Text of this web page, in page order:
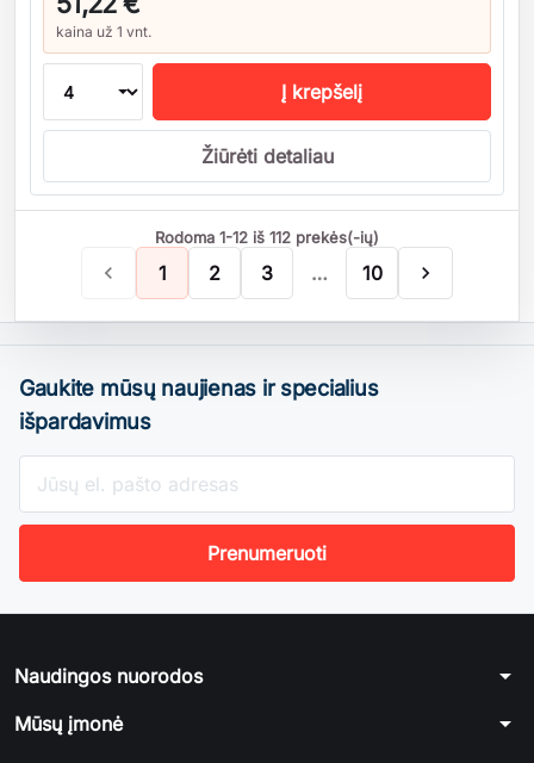
kaina už 1 vnt.
Į krepšelį
Žiūrėti detaliau
Rodoma 1-12 iš 112 prekės(-ių)
 1 2 3 … 10 
Gaukite mūsų naujienas ir specialius
išpardavimus
Naudingos nuorodos arrow_drop_down
Mūsų įmonė arrow_drop_down